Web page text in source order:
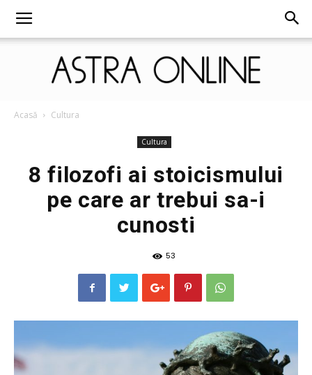
Online
Acasă Cultura
Cultura
8 filozofi ai stoicismului
pe care ar trebui sa-i
cunosti
53